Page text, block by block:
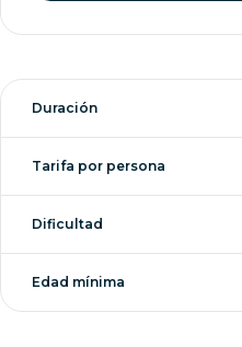
Duración
Tarifa por persona
Dificultad
Edad mínima